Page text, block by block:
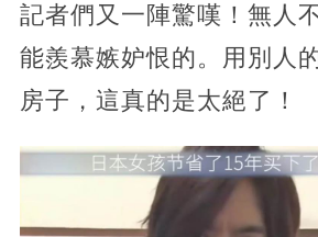
記者們又一陣驚嘆！無人
能羨慕嫉妒恨的。用別人
房子，這真的是太絕了！